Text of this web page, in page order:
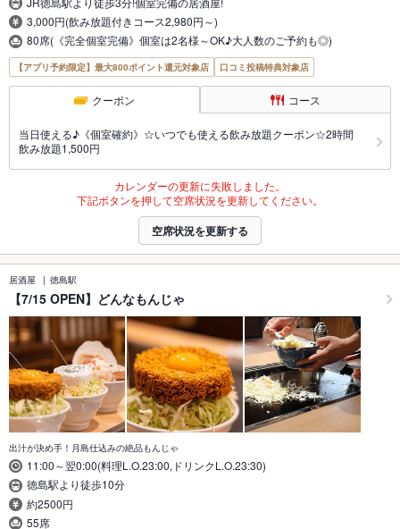
3,000円(飲み放題付きコース2,980円～)
80席(《完全個室完備》個室は2名様～OK♪大人数のご予約も◎)
【アプリ予約限定】最大800ポイント還元対象店 口コミ投稿特典対象店
クーポン コース
当日使える♪《個室確約》☆いつでも使える飲み放題クーポン☆2時間
飲み放題1,500円
カレンダーの更新に失敗しました。
下記ボタンを押して空席状況を更新してください。
空席状況を更新する
居酒屋 徳島駅
【7/15 OPEN】どんなもんじゃ
出汁が決め手！月島仕込みの絶品もんじゃ
11:00～翌0:00(料理L.O.23:00,ドリンクL.O.23:30)
徳島駅より徒歩10分
約2500円
55席